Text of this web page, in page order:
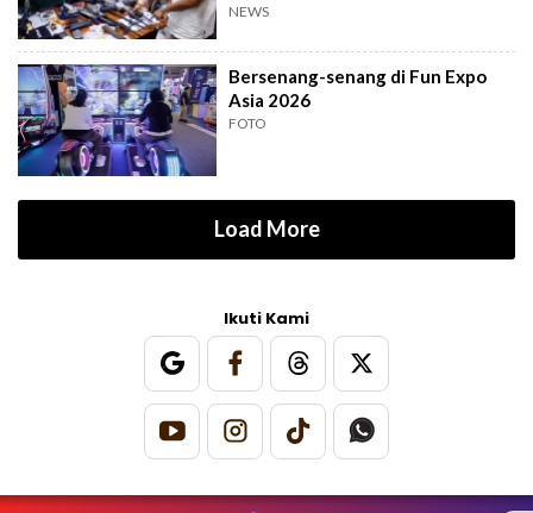
NEWS
Bersenang-senang di Fun Expo
Asia 2026
FOTO
Load More
Ikuti Kami